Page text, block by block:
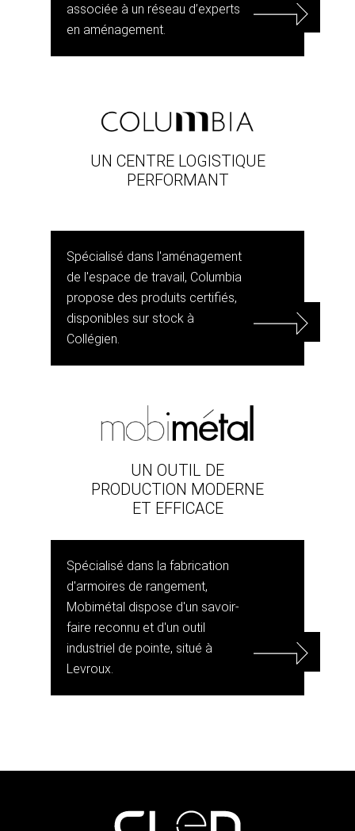
associée à un réseau d’experts
en aménagement.
UN CENTRE LOGISTIQUE
PERFORMANT
Spécialisé dans l'aménagement
de l'espace de travail, Columbia
propose des produits certifiés,
disponibles sur stock à
Collégien.
UN OUTIL DE
PRODUCTION MODERNE
ET EFFICACE
Spécialisé dans la fabrication
d'armoires de rangement,
Mobimétal dispose d'un savoir-
faire reconnu et d'un outil
industriel de pointe, situé à
Levroux.